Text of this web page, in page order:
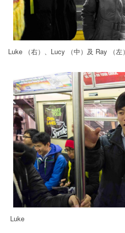
Luke （右）、Lucy （中）及 Ray （左
Luke